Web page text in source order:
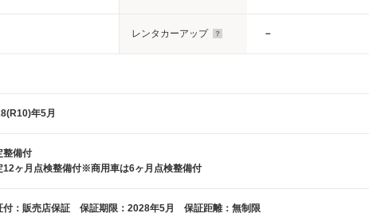
レンタカーアップ －
年5月
整備付
12ヶ月点検整備付※商用車は6ヶ月点検整備付
付：販売店保証 保証期限：2028年5月 保証距離：無制限